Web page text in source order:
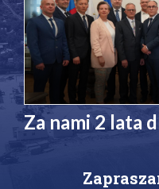
Za nami 2 lata